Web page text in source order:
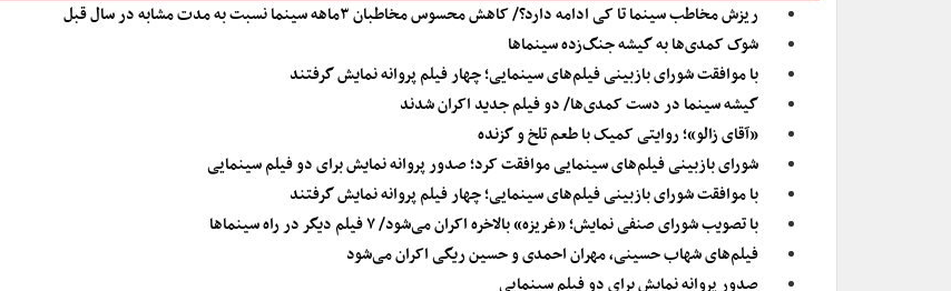
ریزش مخاطب سینما تا کی ادامه دارد؟/ کاهش محسوس مخاطبان ۳ماهه سینما نسبت به مدت مشابه در سال قبل
شوک کمدی‌ها به گیشه جنگ‌زده سینماها
با موافقت شورای بازبینی فیلم‌های سینمایی؛ چهار فیلم پروانه نمایش گرفتند
گیشه سینما در دست کمدی‌ها/ دو فیلم جدید اکران شدند
«آقای زالو»؛ روایتی کمیک با طعم تلخ و گزنده
شورای بازبینی فیلم‌های سینمایی موافقت کرد؛ صدور پروانه نمایش برای دو فیلم سینمایی
با موافقت شورای بازبینی فیلم‌های سینمایی؛ چهار فیلم پروانه نمایش گرفتند
با تصویب شورای صنفی نمایش؛ «غریزه» بالاخره اکران می‌شود/ ۷ فیلم دیگر در راه سینماها
فیلم‌های شهاب حسینی، مهران احمدی و حسین ریگی اکران می‌شود
صدور پروانه نمایش برای دو فیلم سینمایی